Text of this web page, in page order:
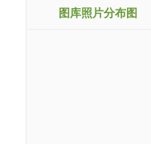
图库照片分布图